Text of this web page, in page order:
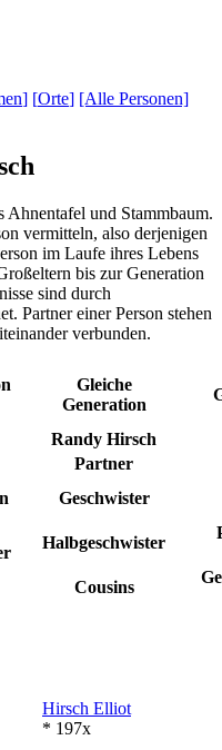
] [Orte] [Alle Personen]
und Stammbaum.
vermitteln, also derjenigen
im Laufe ihres Lebens
bis zur Generation
sind durch
Partner einer Person stehen
verbunden.
Gleiche
Generation
Randy Hirsch
Partner
Geschwister
Halbgeschwister
Cousins
Hirsch Elliot
* 197x